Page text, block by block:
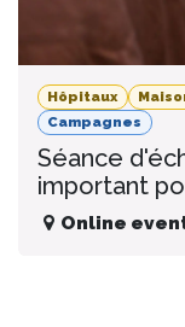
Hôpitaux
Campagnes
Séance
important
Online